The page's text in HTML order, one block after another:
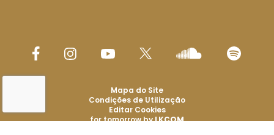
Mapa do Site
Condições de Utilização
Editar Cookies
for tomorrow byLKCOM